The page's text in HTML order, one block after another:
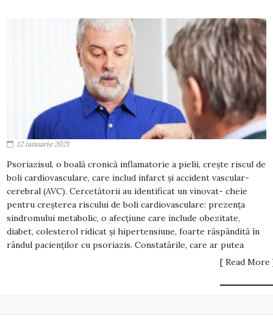
12 ianuarie 2021
Psoriazisul, o boală cronică inflamatorie a pielii, crește riscul de
boli cardiovasculare, care includ infarct și accident vascular-
cerebral (AVC). Cercetătorii au identificat un vinovat- cheie
pentru creșterea riscului de boli cardiovasculare: prezența
sindromului metabolic, o afecțiune care include obezitate,
diabet, colesterol ridicat și hipertensiune, foarte răspândită în
rândul pacienților cu psoriazis. Constatările, care ar putea
[ Read More